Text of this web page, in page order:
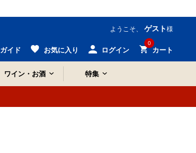
ようこそ、 ゲスト 様
ガイド お気に入り ログイン
0
カート
ワイン・お酒 特集